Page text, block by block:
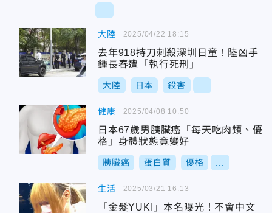
大陸
去年918持刀刺殺深圳日童！陸凶手
鍾長春遭「執行死刑」
大陸 日本 殺害
2025/04/22 18:15
健康
日本67歲男胰臟癌「每天吃肉類、優
格」身體狀態竟變好
胰臟癌 蛋白質 優格
2025/04/08 10:50
生活
「金髮YUKI」本名曝光！不會中文
2025/03/21 16:13